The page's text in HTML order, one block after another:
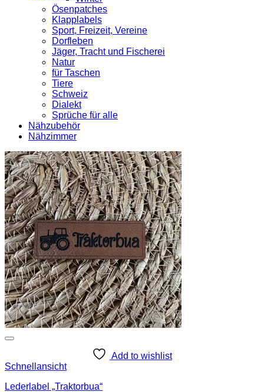
Ösenpatches
Klapplabels
Sport, Freizeit, Vereine
Dorfleben
Jäger, Tracht und Fischerei
Natur
für Taschen
Tiere
Schweiz
Dialekt
Sprüche für alle
Nähzubehör
Nähzimmer
Add to wishlist
Schnellansicht
Lederlabel „Traktorbua“